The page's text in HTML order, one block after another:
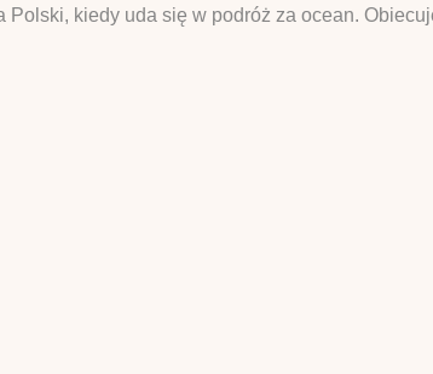
kiedy uda się w podróż za ocean.